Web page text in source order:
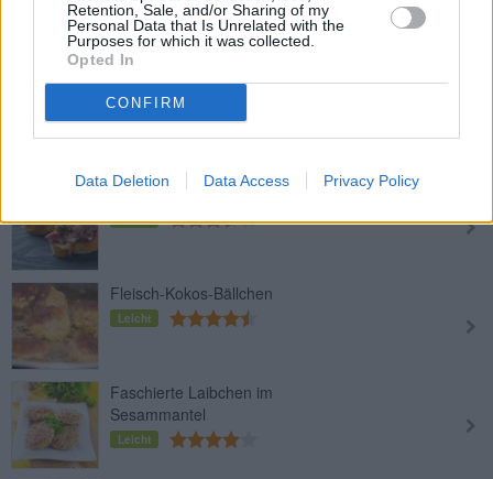
Retention, Sale, and/or Sharing of my
Personal Data that Is Unrelated with the
Purposes for which it was collected.
Opted In
CONFIRM
Data Deletion Data Access Privacy Policy
Mittel
Shepherd’s Pie
Leicht
Beef Tartare
Leicht
Fleisch-Kokos-Bällchen
Leicht
Faschierte Laibchen im
Sesammantel
Leicht